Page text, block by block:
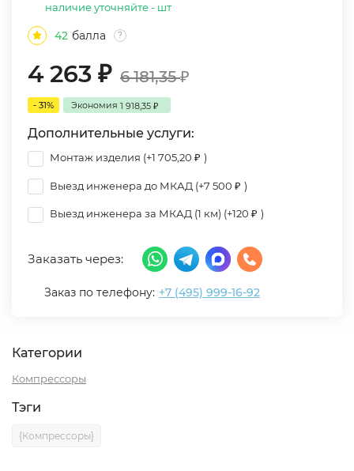
наличие уточняйте - шт
42 балла ?
4 263 ₽ 6 181,35₽
- 31% Экономия 1 918,35 ₽
Дополнительные услуги:
Монтаж изделия (+1 705,20 ₽ )
Выезд инженера до МКАД (+7 500 ₽ )
Выезд инженера за МКАД (1 км) (+120 ₽ )
Заказать через:
Заказ по телефону: +7 (495) 999-16-92
Категории
Компрессоры
Тэги
{Компрессоры}